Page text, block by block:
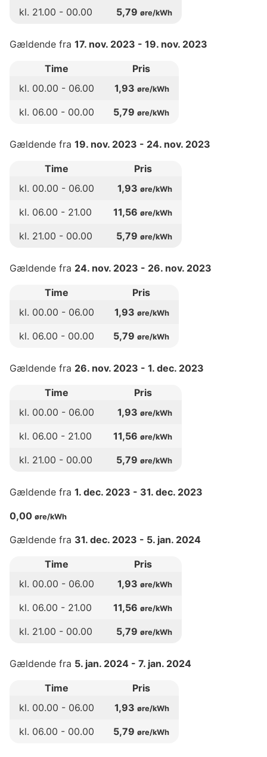
kl. 21.00 - 00.00 5,79 øre/kWh
Gældende fra 17. nov. 2023 - 19. nov. 2023
Time
Pris
kl. 00.00 - 06.00 1,93 øre/kWh
kl. 06.00 - 00.00 5,79 øre/kWh
Gældende fra 19. nov. 2023 - 24. nov. 2023
Time
Pris
kl. 00.00 - 06.00 1,93 øre/kWh
kl. 06.00 - 21.00 11,56 øre/kWh
kl. 21.00 - 00.00 5,79 øre/kWh
Gældende fra 24. nov. 2023 - 26. nov. 2023
Time
Pris
kl. 00.00 - 06.00 1,93 øre/kWh
kl. 06.00 - 00.00 5,79 øre/kWh
Gældende fra 26. nov. 2023 - 1. dec. 2023
Time
Pris
kl. 00.00 - 06.00 1,93 øre/kWh
kl. 06.00 - 21.00 11,56 øre/kWh
kl. 21.00 - 00.00 5,79 øre/kWh
Gældende fra 1. dec. 2023 - 31. dec. 2023
0,00 øre/kWh
Gældende fra 31. dec. 2023 - 5. jan. 2024
Time
Pris
kl. 00.00 - 06.00 1,93 øre/kWh
kl. 06.00 - 21.00 11,56 øre/kWh
kl. 21.00 - 00.00 5,79 øre/kWh
Gældende fra 5. jan. 2024 - 7. jan. 2024
Time
Pris
kl. 00.00 - 06.00 1,93 øre/kWh
kl. 06.00 - 00.00 5,79 øre/kWh